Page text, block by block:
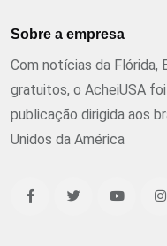
Sobre a empresa
Com notícias da Flórida,
gratuitos, o AcheiUSA
publicação dirigida aos
Unidos da América